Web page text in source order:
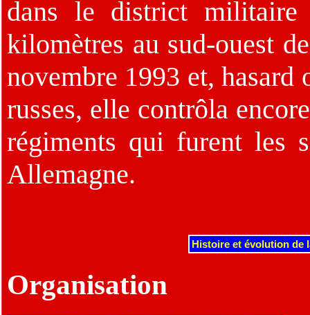
dans le district militaire
kilomètres au sud-ouest
novembre 1993 et,
russes, elle contrôla
régiments qui furent les
Allemagne.
Histoire et évolution de
Organisation